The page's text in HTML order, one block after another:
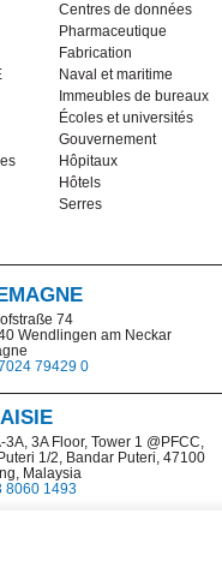
Centres de données
Pharmaceutique
Fabrication
Naval et maritime
Immeubles de bureaux
Écoles et universités
Gouvernement
Hôpitaux
Hôtels
Serres
74
Wendlingen am Neckar
79429 0
3A, 3A Floor, Tower 1 @PFCC,
1/2, Bandar Puteri, 47100
Malaysia
8060 1493